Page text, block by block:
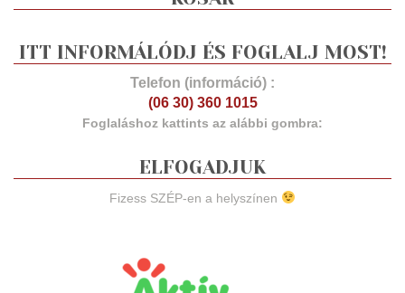
ITT INFORMÁLÓDJ ÉS FOGLALJ MOST!
Telefon (információ) :
(06 30) 360 1015
Foglaláshoz kattints az alábbi gombra:
ELFOGADJUK
Fizess SZÉP-en a helyszínen